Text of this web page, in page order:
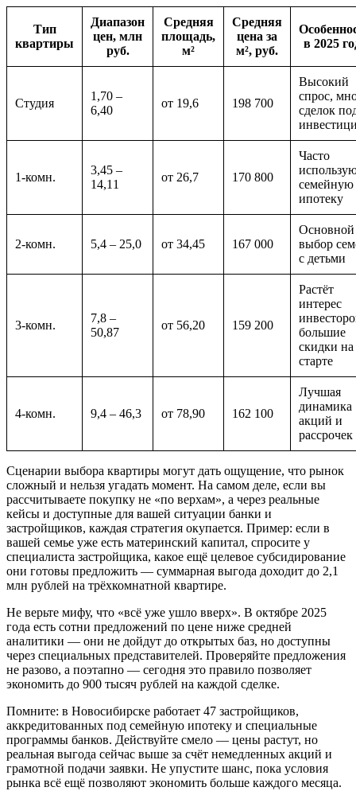
Тип
квартиры
Диапазон
цен, млн
руб.
Средняя
площадь,
м²
Средняя
цена за
м², руб.
в 2025
Студия
1,70 –
6,40
от 19,6 198 700
Высокий
спрос,
сделок
1-комн.
3,45 –
14,11
от 26,7 170 800
Часто
семейную
ипотеку
2-комн. 5,4 – 25,0 от 34,45 167 000
Основной
выбор
с детьми
3-комн.
7,8 –
50,87
от 56,20 159 200
Растёт
интерес
большие
скидки на
старте
4-комн. 9,4 – 46,3 от 78,90 162 100
Лучшая
динамика
акций и
рассрочек
Сценарии выбора квартиры могут дать ощущение, что рынок
сложный и нельзя угадать момент. На самом деле, если вы
рассчитываете покупку не «по верхам», а через реальные
кейсы и доступные для вашей ситуации банки и
застройщиков, каждая стратегия окупается. Пример: если в
вашей семье уже есть материнский капитал, спросите у
специалиста застройщика, какое ещё целевое субсидирование
они готовы предложить — суммарная выгода доходит до 2,1
млн рублей на трёхкомнатной квартире.
Не верьте мифу, что «всё уже ушло вверх». В октябре 2025
года есть сотни предложений по цене ниже средней
аналитики — они не дойдут до открытых баз, но доступны
через специальных представителей. Проверяйте предложения
не разово, а поэтапно — сегодня это правило позволяет
экономить до 900 тысяч рублей на каждой сделке.
Помните: в Новосибирске работает 47 застройщиков,
аккредитованных под семейную ипотеку и специальные
программы банков. Действуйте смело — цены растут, но
реальная выгода сейчас выше за счёт немедленных акций и
грамотной подачи заявки. Не упустите шанс, пока условия
рынка всё ещё позволяют экономить больше каждого месяца.